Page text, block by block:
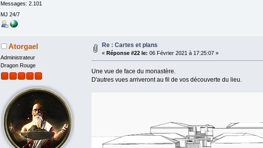
Messages: 2.101
MJ 24/7
Atorgael
Administrateur
Dragon Rouge
Re : Cartes et plans
«Réponse #22 le: 06 Février 2021 à 17:25:07 »
Une vue de face du monastère.
D'autres vues arriveront au fil de vos découverte du lieu.